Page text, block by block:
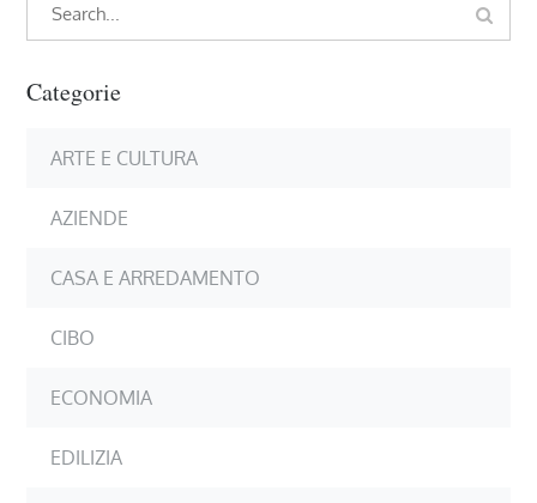
for:
Search
Categorie
ARTE E CULTURA
AZIENDE
CASA E ARREDAMENTO
CIBO
ECONOMIA
EDILIZIA